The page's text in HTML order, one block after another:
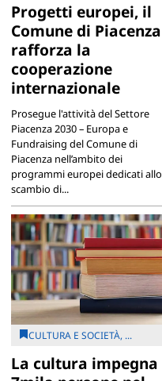
Progetti europei, il
Comune di Piacenza
rafforza la
cooperazione
internazionale
Prosegue l'attività del Settore
Piacenza 2030 – Europa e
Fundraising del Comune di
Piacenza nell’ambito dei
programmi europei dedicati allo
scambio di...
CULTURA E SOCIETÀ, ...
La cultura impegna